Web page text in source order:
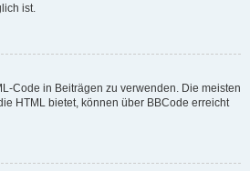
ist.
Code in Beiträgen zu verwenden. Die meisten
HTML bietet, können über BBCode erreicht